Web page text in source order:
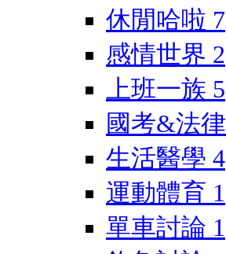
休閒哈啦 7
感情世界 2
上班一族 5
國考&法律
生活醫學 4
運動體育 1
單車討論 1